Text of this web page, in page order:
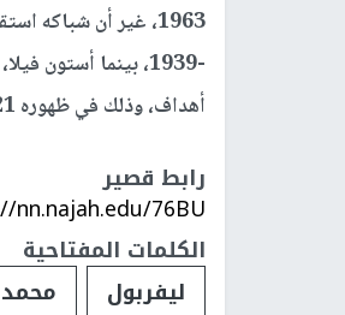
-1939، بينما
أهداف، وذلك في ظهوره 21 مع ليفربول، نفس حصيلة هفوات البرازيلي أليسون بكير، لكن في 91 مباراة.
رابط قصير
nn.najah.edu/76BU/
الكلمات المفتاحية
ليفربول